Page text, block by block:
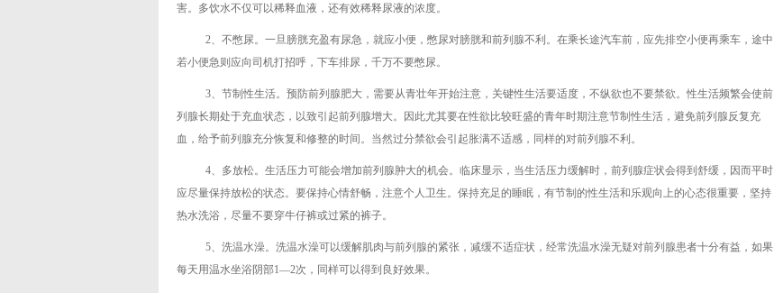
害。多饮水不仅可以稀释血液，还有效稀释尿液的浓度。
2、不憋尿。一旦膀胱充盈有尿急，就应小便，憋尿对膀胱和前列腺不利。在乘长途汽车前，应先排空小便再乘车，途中
若小便急则应向司机打招呼，下车排尿，千万不要憋尿。
3、节制性生活。预防前列腺肥大，需要从青壮年开始注意，关键性生活要适度，不纵欲也不要禁欲。性生活频繁会使前
列腺长期处于充血状态，以致引起前列腺增大。因此尤其要在性欲比较旺盛的青年时期注意节制性生活，避免前列腺反复充
血，给予前列腺充分恢复和修整的时间。当然过分禁欲会引起胀满不适感，同样的对前列腺不利。
4、多放松。生活压力可能会增加前列腺肿大的机会。临床显示，当生活压力缓解时，前列腺症状会得到舒缓，因而平时
应尽量保持放松的状态。要保持心情舒畅，注意个人卫生。保持充足的睡眠，有节制的性生活和乐观向上的心态很重要，坚持
热水洗浴，尽量不要穿牛仔裤或过紧的裤子。
5、洗温水澡。洗温水澡可以缓解肌肉与前列腺的紧张，减缓不适症状，经常洗温水澡无疑对前列腺患者十分有益，如果
每天用温水坐浴阴部1—2次，同样可以得到良好效果。